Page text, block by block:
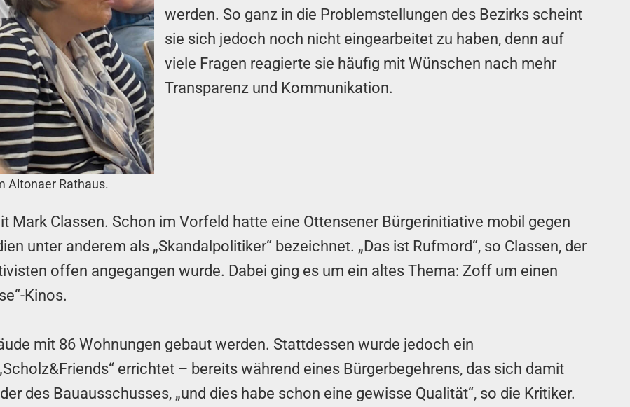
Altonaer Rathaus.
werden. So ganz in die Problemstellungen des Bezirks scheint
sie sich jedoch noch nicht eingearbeitet zu haben, denn auf
viele Fragen reagierte sie häufig mit Wünschen nach mehr
Transparenz und Kommunikation.
Mark Classen. Schon im Vorfeld hatte eine Ottensener Bürgerinitiative mobil gegen
unter anderem als „Skandalpolitiker“ bezeichnet. „Das ist Rufmord“, so Classen, der
offen angegangen wurde. Dabei ging es um ein altes Thema: Zoff um einen
Kinos.
mit 86 Wohnungen gebaut werden. Stattdessen wurde jedoch ein
errichtet – bereits während eines Bürgerbegehrens, das sich damit
des Bauausschusses, „und dies habe schon eine gewisse Qualität“, so die Kritiker.